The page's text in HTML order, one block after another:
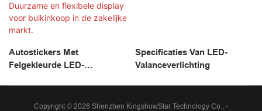
Autostickers Met
Felgekleurde LED-
Bulkinkoop In De Zakelijke
Specificaties Van LED-
Valanceverlichting
Copyright © 2026 Shenzhen KingshowStar Technology Co., -